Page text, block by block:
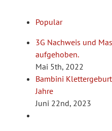
Popular
3G Nachweis und
aufgehoben.
Mai 5th, 2022
Bambini
Jahre
Juni 22nd, 2023